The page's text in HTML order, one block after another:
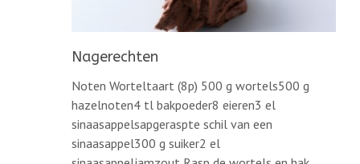
Nagerechten
Noten Worteltaart (8p) 500 g wortels500 g
hazelnoten4 tl bakpoeder8 eieren3 el
sinaasappelsapgeraspte schil van een
sinaasappel300 g suiker2 el